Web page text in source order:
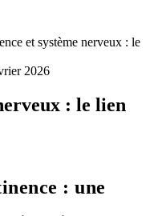
et système nerveux : le
2026
: le lien
: une